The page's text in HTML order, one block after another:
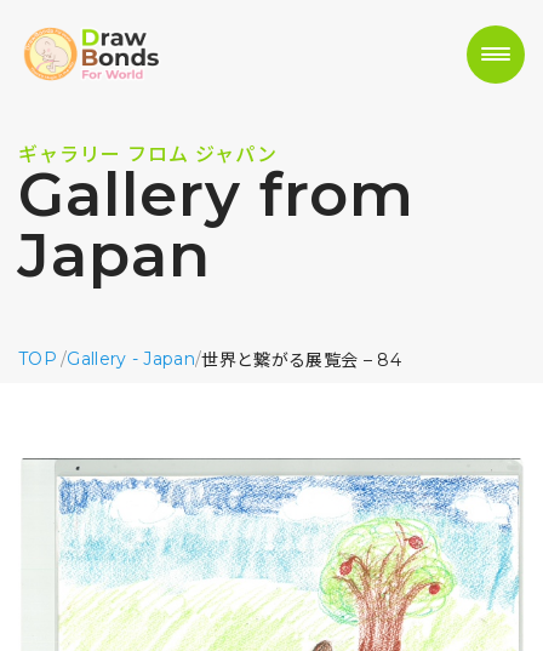
ギャラリー フロム ジャパン
Gallery from
Japan
TOP /Gallery - Japan/世界と繋がる展覧会 – 84